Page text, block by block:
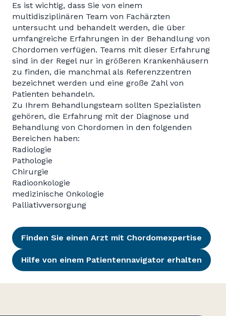
Es ist wichtig, dass Sie von einem
multidisziplinären Team von Fachärzten
untersucht und behandelt werden, die über
umfangreiche Erfahrungen in der Behandlung von
Chordomen verfügen. Teams mit dieser Erfahrung
sind in der Regel nur in größeren Krankenhäusern
zu finden, die manchmal als Referenzzentren
bezeichnet werden und eine große Zahl von
Patienten behandeln.
Zu Ihrem Behandlungsteam sollten Spezialisten
gehören, die Erfahrung mit der Diagnose und
Behandlung von Chordomen in den folgenden
Bereichen haben:
Radiologie
Pathologie
Chirurgie
Radioonkologie
medizinische Onkologie
Palliativversorgung
Finden Sie einen Arzt mit Chordomexpertise
Hilfe von einem Patientennavigator erhalten